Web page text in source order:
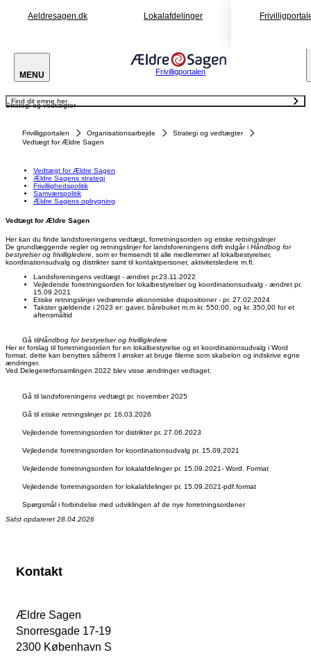
Aeldresagen.dk Lokalafdelinger
MENU Frivilligportalen
Strategi og vedtægter
Find dit emne her
Vedtægt for Ældre Sagen
Samværspolitik
Ældre Sagens opbygning
Frivilligportalen Organisationsarbejde
Strategi og vedtægter
Vedtægt for Ældre Sagen
Vedtægt for Ældre Sagen
Ældre Sagens strategi
Frivillighedspolitik
Samværspolitik
Ældre Sagens opbygning
Vedtægt for Ældre Sagen
Her kan du finde landsforeningens vedtægt, forretningsorden og etiske retningslinjer
De grundlæggende regler og retningslinjer for landsforeningens drift indgår i Håndbog for
bestyrelser og frivilligledere, som er fremsendt til alle medlemmer af lokalbestyrelser,
koordinationsudvalg og distrikter samt til kontaktpersoner, aktivitetsledere m.fl.
Landsforeningens vedtægt - ændret pr.23.11.2022
Vejledende forretningsorden for lokalbestyrelser og koordinationsudvalg - ændret pr.
15.09.2021
Etiske retningslinjer vedrørende økonomiske dispositioner - pr. 27.02.2024
Takster gældende i 2023 er: gaver, bårebuket m.m kr. 550,00, og kr. 350,00 for et
aftensmåltid
Gå tilHåndbog for bestyrelser og frivilligledere
Her er forslag til forretningsorden for en lokalbestyrelse og et koordinationsudvalg i Word
format, dette kan benyttes såfremt I ønsker at bruge filerne som skabelon og indskrive egne
ændringer.
Ved Delegeretforsamlingen 2022 blev visse ændringer vedtaget.
Gå til landsforeningens vedtægt pr. november 2025
Gå til etiske retningslinjer pr. 16.03.2026
Vejledende forretningsorden for distrikter pr. 27.06.2023
Vejledende forretningsorden for koordinationsudvalg pr. 15.09.2021
Vejledende forretningsorden for lokalafdelinger pr. 15.09.2021- Word. Format
Vejledende forretningsorden for lokalafdelinger pr. 15.09.2021-pdf.format
Spørgsmål i forbindelse med udviklingen af de nye forretningsordener
Sidst opdateret 28.04.2026
Kontakt
Ældre Sagen
Snorresgade 17-19
2300 København S